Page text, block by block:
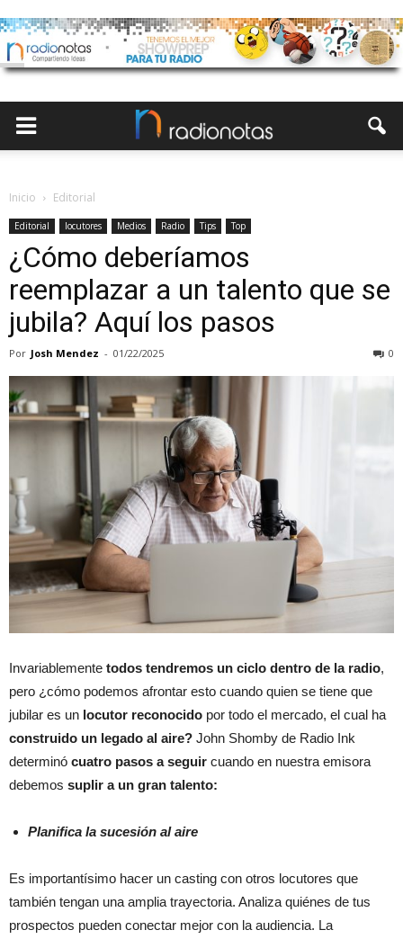
Inicio Editorial
Editorial locutores Medios Radio Tips Top
¿Cómo deberíamos
reemplazar a un talento que se
jubila? Aquí los pasos
Por Josh Mendez - 01/22/2025 0
Invariablemente todos tendremos un ciclo dentro de la radio,
pero ¿cómo podemos afrontar esto cuando quien se tiene que
jubilar es un locutor reconocido por todo el mercado, el cual ha
construido un legado al aire? John Shomby de Radio Ink
determinó cuatro pasos a seguir cuando en nuestra emisora
debemos suplir a un gran talento:
Planifica la sucesión al aire
Es importantísimo hacer un casting con otros locutores que
también tengan una amplia trayectoria. Analiza quiénes de tus
prospectos pueden conectar mejor con la audiencia. La